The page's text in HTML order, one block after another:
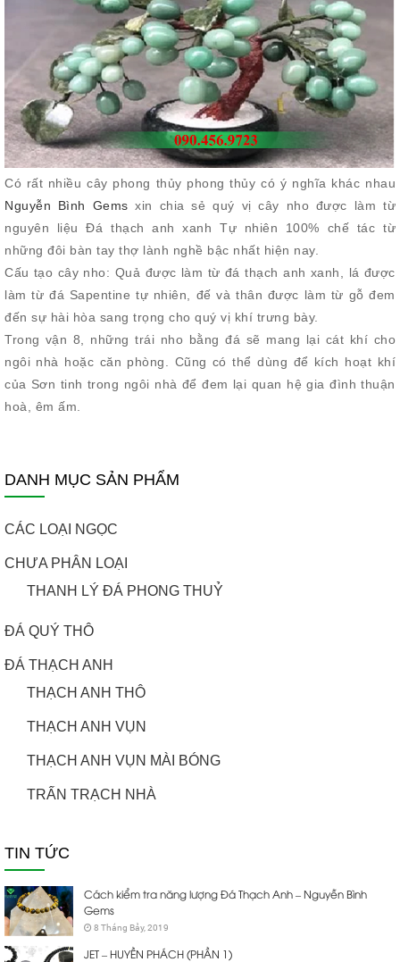
Có rất nhiều cây phong thủy phong thủy có ý nghĩa khác nhau
Nguyễn Bình Gems xin chia sẻ quý vị cây nho được làm từ
nguyên liệu Đá thạch anh xanh Tự nhiên 100% chế tác từ
những đôi bàn tay thợ lành nghề bậc nhất hiện nay.
Cấu tạo cây nho: Quả được làm từ đá thạch anh xanh, lá được
làm từ đá Sapentine tự nhiên, đế và thân được làm từ gỗ đem
đến sự hài hòa sang trọng cho quý vị khí trưng bày.
Trong vận 8, những trái nho bằng đá sẽ mang lại cát khí cho
ngôi nhà hoặc căn phòng. Cũng có thể dùng để kích hoạt khí
của Sơn tinh trong ngôi nhà để đem lại quan hệ gia đình thuận
hoà, êm ấm.
DANH MỤC SẢN PHẨM
CÁC LOẠI NGỌC
CHƯA PHÂN LOẠI
THANH LÝ ĐÁ PHONG THUỶ
ĐÁ QUÝ THÔ
ĐÁ THẠCH ANH
THẠCH ANH THÔ
THẠCH ANH VỤN
THẠCH ANH VỤN MÀI BÓNG
TRẤN TRẠCH NHÀ
TIN TỨC
Cách kiểm tra năng lượng Đá Thạch Anh – Nguyễn Bình
Gems
8 Tháng Bảy, 2019
JET – HUYỀN PHÁCH (PHẦN 1)